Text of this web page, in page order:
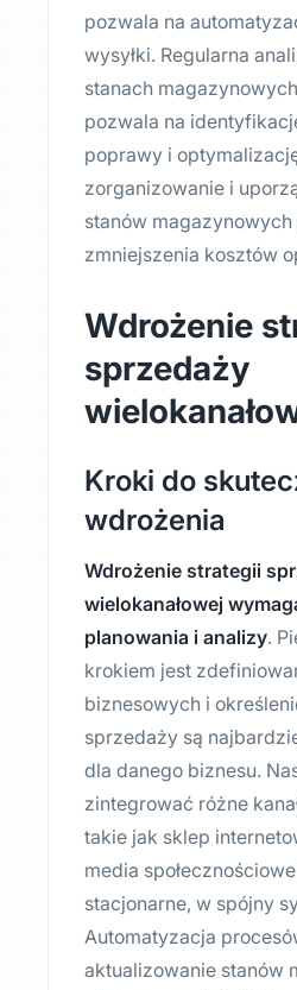
pozwala na
wysyłki. Regularna
stanach
pozwala na
poprawy i
zorganizowanie i
stanów
zmniejszenia kosztów
Wdrożenie
sprzedaży
Kroki do
wdrożenia
Wdrożenie strategii
wielokanałowej
planowania i analizy.
krokiem jest
biznesowych i
sprzedaży są
dla danego biznesu.
zintegrować różne
takie jak sklep
media
stacjonarne, w spójny
Automatyzacja
aktualizowanie stanów